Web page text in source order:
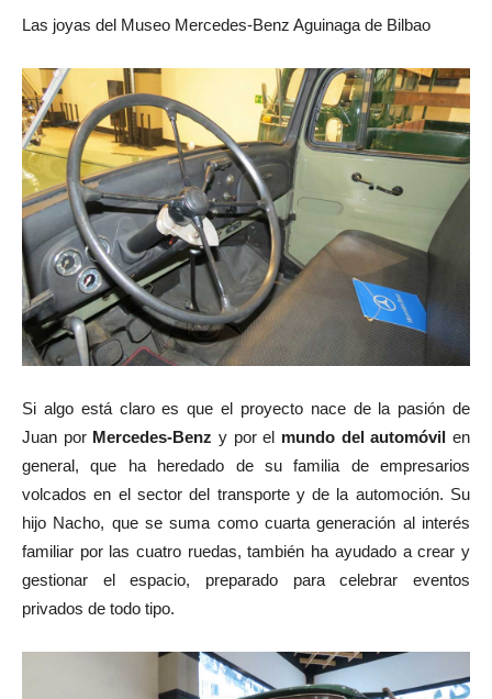
Las joyas del Museo Mercedes-Benz Aguinaga de Bilbao
Si algo está claro es que el proyecto nace de la pasión de
Juan por Mercedes-Benz y por el mundo del automóvil en
general, que ha heredado de su familia de empresarios
volcados en el sector del transporte y de la automoción. Su
hijo Nacho, que se suma como cuarta generación al interés
familiar por las cuatro ruedas, también ha ayudado a crear y
gestionar el espacio, preparado para celebrar eventos
privados de todo tipo.